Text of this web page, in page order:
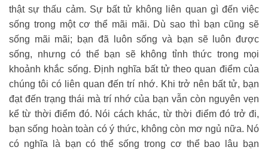
thật sự thấu cảm. Sự bất tử không liên quan gì đến việc
sống trong một cơ thể mãi mãi. Dù sao thì bạn cũng sẽ
sống mãi mãi; bạn đã luôn sống và bạn sẽ luôn được
sống, nhưng có thể bạn sẽ không tỉnh thức trong mọi
khoảnh khắc sống. Định nghĩa bất tử theo quan điểm của
chúng tôi có liên quan đến trí nhớ. Khi trở nên bất tử, bạn
đạt đến trạng thái mà trí nhớ của bạn vẫn còn nguyên vẹn
kể từ thời điểm đó. Nói cách khác, từ thời điểm đó trở đi,
bạn sống hoàn toàn có ý thức, không còn mơ ngủ nữa. Nó
có nghĩa là bạn có thể sống trong cơ thể bao lâu bạn